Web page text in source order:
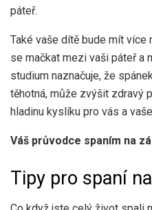
páteř.
Také vaše dítě bude mít více
se mačkat mezi vaši páteř a
studium naznačuje, že
těhotná, může zvýšit zdravý
hladinu kyslíku pro vás a
Váš průvodce spaním na
Tipy pro spaní